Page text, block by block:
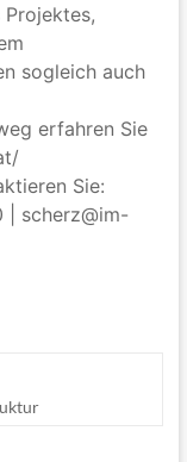
sogleich auch
erfahren Sie
Sie:
| scherz@im-